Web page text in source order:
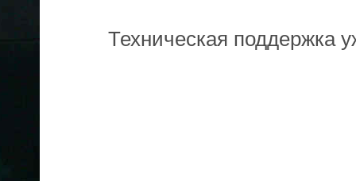
Техническая поддержка